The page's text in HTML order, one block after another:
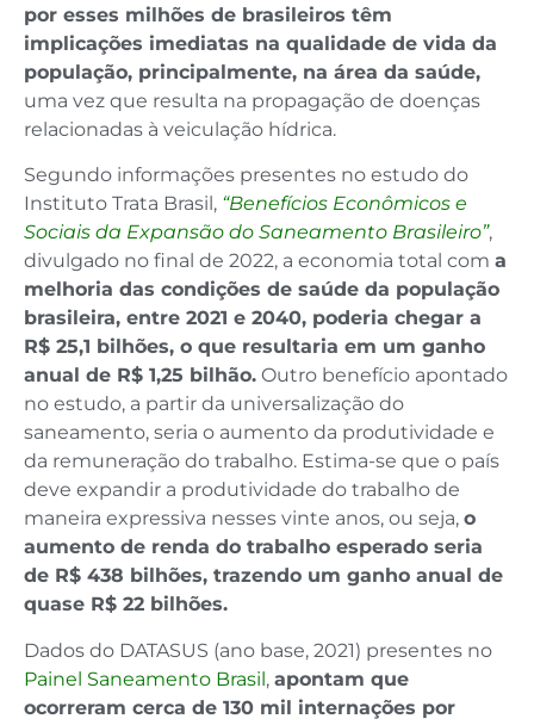
por esses milhões de brasileiros têm
implicações imediatas na qualidade de vida da
população, principalmente, na área da saúde,
uma vez que resulta na propagação de doenças
relacionadas à veiculação hídrica.
Segundo informações presentes no estudo do
Instituto Trata Brasil, “Benefícios Econômicos e
Sociais da Expansão do Saneamento Brasileiro”,
divulgado no final de 2022, a economia total com a
melhoria das condições de saúde da população
brasileira, entre 2021 e 2040, poderia chegar a
R$ 25,1 bilhões, o que resultaria em um ganho
anual de R$ 1,25 bilhão. Outro benefício apontado
no estudo, a partir da universalização do
saneamento, seria o aumento da produtividade e
da remuneração do trabalho. Estima-se que o país
deve expandir a produtividade do trabalho de
maneira expressiva nesses vinte anos, ou seja, o
aumento de renda do trabalho esperado seria
de R$ 438 bilhões, trazendo um ganho anual de
quase R$ 22 bilhões.
Dados do DATASUS (ano base, 2021) presentes no
Painel Saneamento Brasil, apontam que
ocorreram cerca de 130 mil internações por